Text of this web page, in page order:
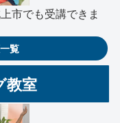
市でも受講できま
覧
教室